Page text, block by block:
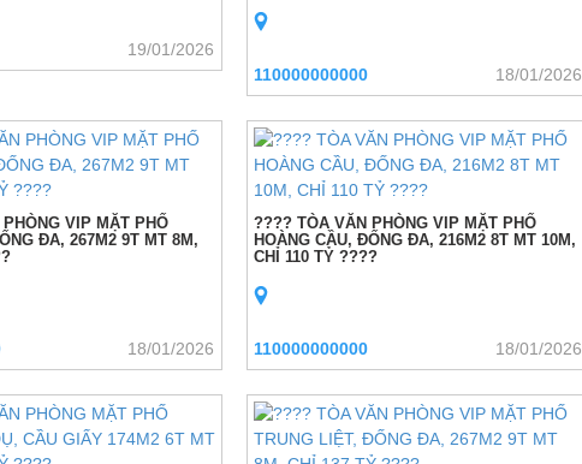
19/01/2026
110000000000 18/01/2026
VIP MẶT PHỐ
ĐA, 267M2 9T MT 8M,
18/01/2026
???? TÒA VĂN PHÒNG VIP MẶT PHỐ
HOÀNG CẦU, ĐỐNG ĐA, 216M2 8T MT 10M,
CHỈ 110 TỶ ????
110000000000 18/01/2026